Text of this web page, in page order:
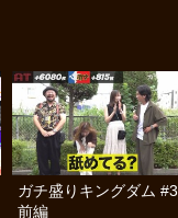
ガチ盛りキングダム #3
前編